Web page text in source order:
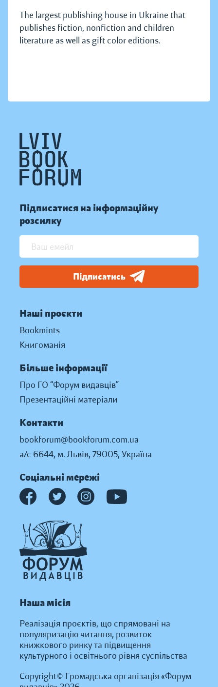
The largest publishing house in Ukraine that
publishes fiction, nonfiction and children
literature as well as gift color editions.
Підписатися на інформаційну
розсилку
Підписатись
Наші проєкти
Bookmints
Книгоманія
Більше інформації
Про ГО “Форум видавців”
Презентаційні матеріали
Контакти
bookforum@bookforum.com.ua
а/с 6644, м. Львів, 79005, Україна
Соціальні мережі
Наша місія
Реалізація проєктів, що спрямовані на
популяризацію читання, розвиток
книжкового ринку та підвищення
культурного і освітнього рівня суспільства
Copyright© Громадська організація «Форум